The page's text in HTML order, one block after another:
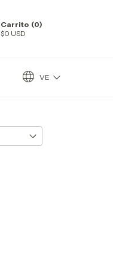
Carrito (0)
$0 USD
BLOG VE